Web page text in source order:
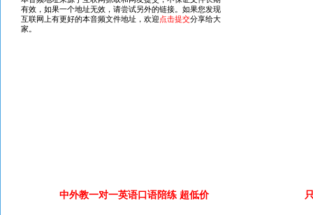
中外教一对一英语口语陪练 超低价